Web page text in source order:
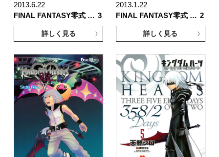
2013.6.22
FINAL FANTASY零式 … 3
詳しく見る
2013.1.22
FINAL FANTASY零式 … 2
詳しく見る